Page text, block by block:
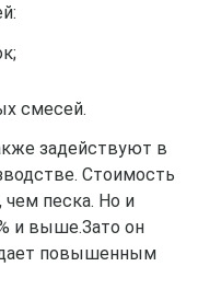
смесей.
задействуют в
Стоимость
чем песка. Но и
и выше.Зато он
повышенным